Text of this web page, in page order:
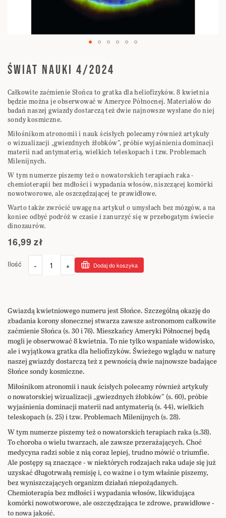
na
początek
ŚWIAT NAUKI 4/2024
Całkowite zaćmienie Słońca to gratka dla heliofizyków. 8 kwietnia
będzie można je obserwować w Ameryce Północnej. Materiałów do
badań naszej gwiazdy dostarczą też dwie najnowsze wysłane do niej
sondy kosmiczne.
Miłośnikom atronomii i nauk ścisłych polecamy również artykuły
o wizualizacji „gwiezdnych żłobków”, próbie wyjaśnienia dominacji
materii nad antymaterią, wielkich teleskopach i tzw. Problemach
Milenijnych.
W tym numerze piszemy też o nowatorskich terapiach raka -
chemioterapii bez mdłości i wypadania włosów, niszczącej komórki
nowotworowe, ale oszczędzającej te prawidłowe.
Warto także zwrócić uwagę na artykuł o umysłach bez mózgów, a na
koniec odbyć podróż w czasie i zanurzyć się w przebogatym świecie
dinozaurów.
16,99 zł
Ilość - + Dodaj do koszyka
Gwiazdą kwietniowego numeru jest Słońce. Szczególną okazję do
zbadania korony słonecznej stwarza zawsze astronomom całkowite
zaćmienie Słońca (s. 30 i 76). Mieszkańcy Ameryki Północnej będą
mogli je obserwować 8 kwietnia. To nie tylko wspaniałe widowisko,
ale i wyjątkowa gratka dla heliofizyków. Świeżego wglądu w naturę
naszej gwiazdy dostarczą też z pewnością dwie najnowsze badające
Słońce sondy kosmiczne.
Miłośnikom atronomii i nauk ścisłych polecamy również artykuły
o nowatorskiej wizualizacji „gwiezdnych żłobków” (s. 60), próbie
wyjaśnienia dominacji materii nad antymaterią (s. 44), wielkich
teleskopach (s. 25) i tzw. Problemach Milenijnych (s. 28).
W tym numerze piszemy też o nowatorskich terapiach raka (s.38).
To choroba o wielu twarzach, ale zawsze przerażających. Choć
medycyna radzi sobie z nią coraz lepiej, trudno mówić o triumfie.
Ale postępy są znaczące - w niektórych rodzajach raka udaje się już
uzyskać długotrwałą remisję i, co ważne i o tym właśnie piszemy,
bez wyniszczających organizm działań niepożądanych.
Chemioterapia bez mdłości i wypadania włosów, likwidująca
komórki nowotworowe, ale oszczędzająca te zdrowe, prawidłowe -
to nowa jakość.